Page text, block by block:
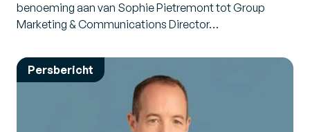
benoeming aan van Sophie Pietremont tot Group
Marketing & Communications Director…
Persbericht